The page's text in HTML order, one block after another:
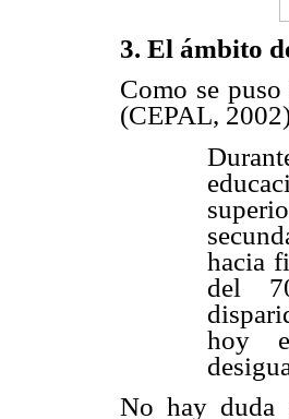
3. El ámbito
Como se
(CEPAL,
hacia
del
hoy
No hay duda